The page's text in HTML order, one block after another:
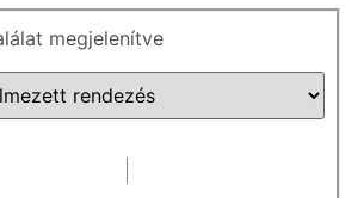
megjelenítve